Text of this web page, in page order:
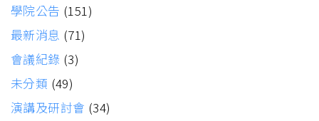
學院公告 (151)
最新消息 (71)
會議紀錄 (3)
未分類 (49)
演講及研討會 (34)